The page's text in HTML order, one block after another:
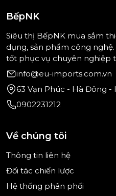
(Hình ảnh
- Bảng điều khiển cảm
SmartSelect giúp bạn dễ
và thời gian cho từng
ăn ưa thích của bạn.
BếpNK
Siêu thị BếpNK mua sắm
dụng, sản phẩm công
tốt phục vụ chuyên nghiệp
info@eu-imports.com.vn
63 Vạn Phúc - Hà Đông -
0902231212
Về chúng tôi
Thông tin liên hệ
Đối tác chiến lược
Hệ thống phân phối